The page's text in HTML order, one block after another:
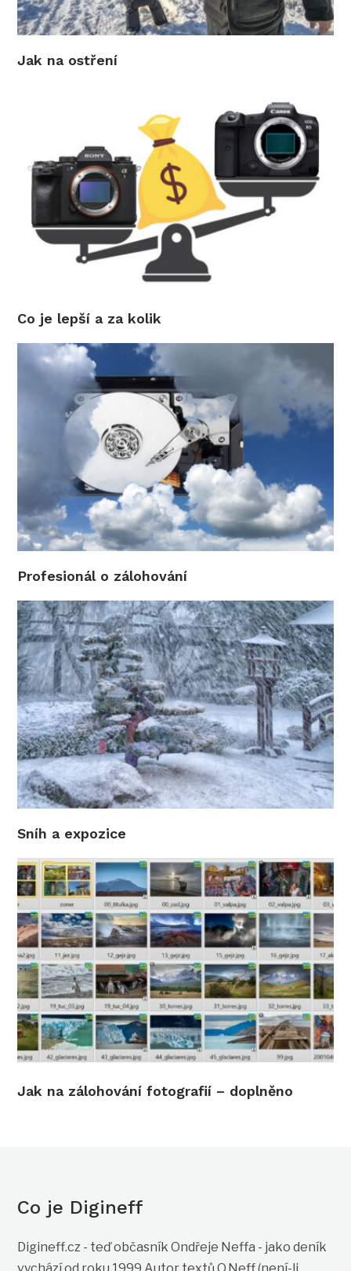
Jak na ostření
Co je lepší a za kolik
Profesionál o zálohování
Sníh a expozice
Jak na zálohování fotografií – doplněno
Co je Digineff
Digineff.cz - teď občasník Ondřeje Neffa - jako deník